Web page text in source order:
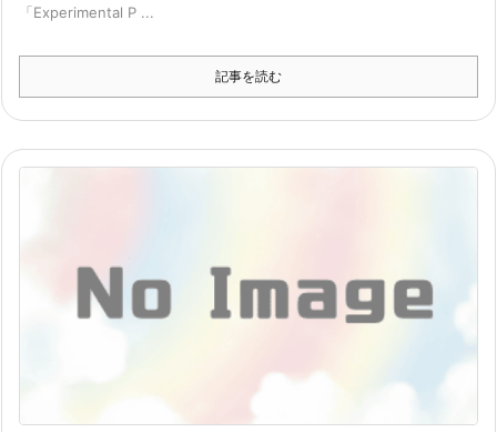
「Experimental P ...
記事を読む